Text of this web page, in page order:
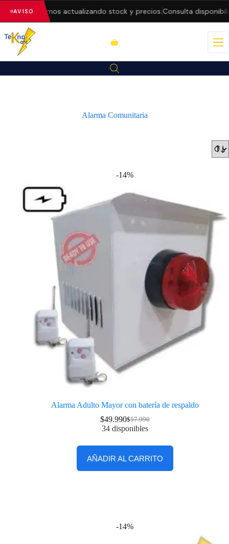
AVISOactualizando stock y precios. Consulta disponibilidad
Alarma Comunitaria
-14%
Alarma Adulto Mayor con batería de respaldo
$57.990
$49.990
34 disponibles
AÑADIR AL CARRITO
-14%